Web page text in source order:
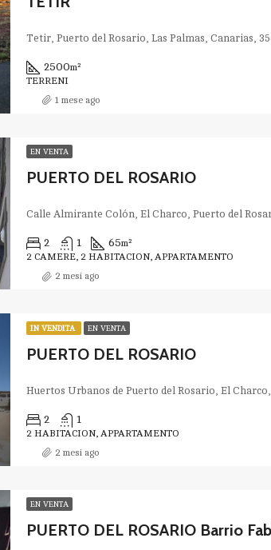
Tetir, Puerto del Rosario, Las Palmas, Canarias,
2500m²
TERRENI
1 mese ago
EN VENTA
PUERTO DEL ROSARIO
2 1 65m²
2 CAMERE, 2 HABITACION, APPARTAMENTO
2 mesi ago
IN VENDITA EN VENTA
PUERTO DEL ROSARIO
2 1
2 HABITACION, APPARTAMENTO
2 mesi ago
EN VENTA
PUERTO DEL ROSARIO Barrio